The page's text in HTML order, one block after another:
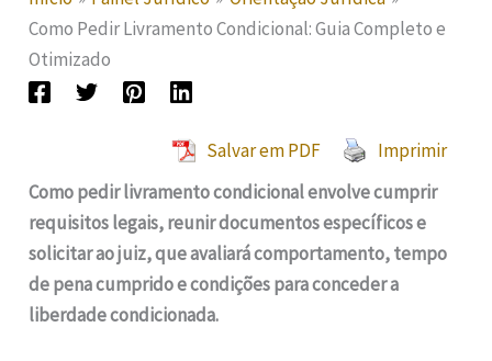
Como Pedir Livramento Condicional: Guia Completo e
Otimizado
Salvar em PDF
Imprimir
Como pedir livramento condicional envolve cumprir
requisitos legais, reunir documentos específicos e
solicitar ao juiz, que avaliará comportamento, tempo
de pena cumprido e condições para conceder a
liberdade condicionada.